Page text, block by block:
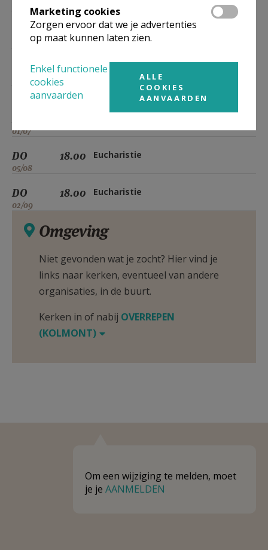
01/04
18.00 Eucharistie
18.00 Eucharistie
03/06
18.00 Eucharistie
01/07
DO
05/08
18.00 Eucharistie
DO
02/09
18.00 Eucharistie
Omgeving
Niet gevonden wat je zocht? Hier vind je
links naar kerken, eventueel van andere
organisaties, in de buurt.
Kerken in of nabij OVERREPEN
(KOLMONT)
Om een wijziging te melden, moet
je je AANMELDEN
Marketing cookies
Zorgen ervoor dat we je advertenties
op maat kunnen laten zien.
Enkel functionele
cookies
aanvaarden
ALLE
COOKIES
AANVAARDEN